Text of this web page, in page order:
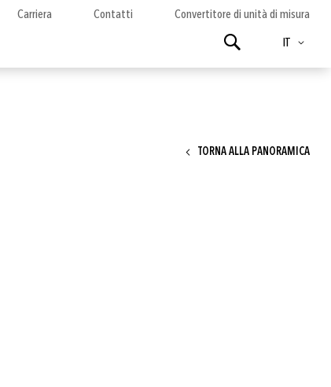
Carriera Contatti Convertitore di unità di misura
Lingua
IT
TORNA ALLA PANORAMICA